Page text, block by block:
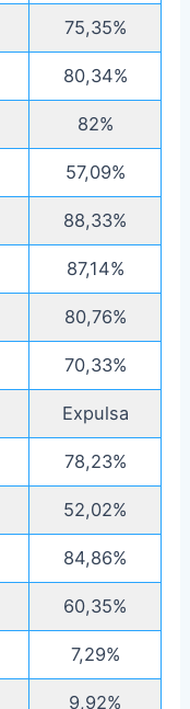
75,35%
80,34%
82%
57,09%
88,33%
87,14%
80,76%
70,33%
Expulsa
78,23%
52,02%
84,86%
60,35%
7,29%
9,92%